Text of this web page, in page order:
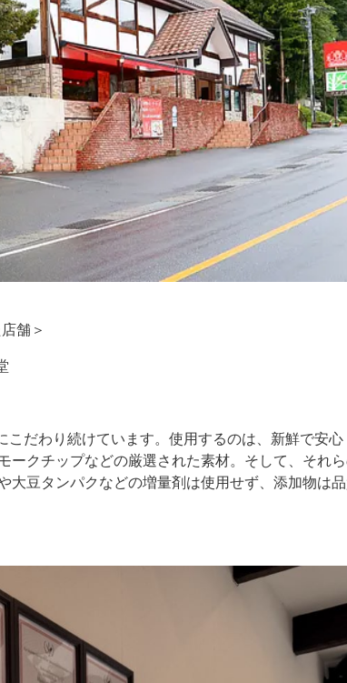
舗＞
だわり続けています。使用するのは、新鮮で安
クチップなどの厳選された素材。そして、それ
豆タンパクなどの増量剤は使用せず、添加物は